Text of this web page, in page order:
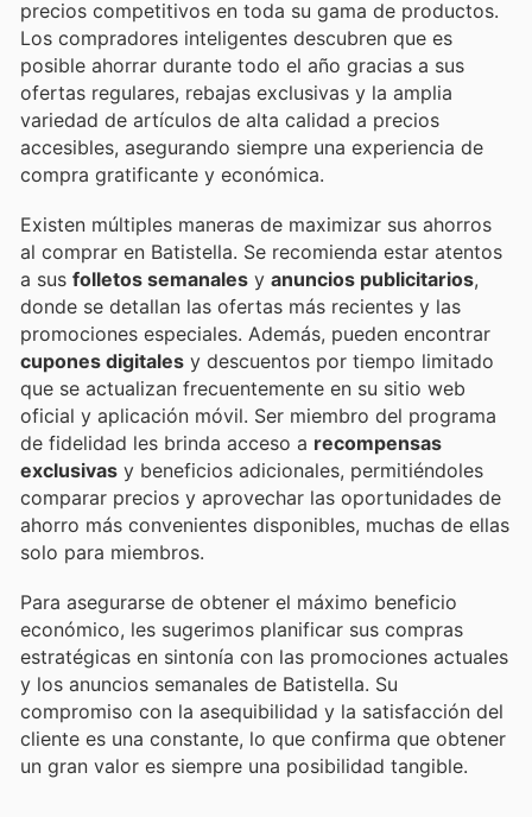
precios competitivos en toda su gama de productos.
Los compradores inteligentes descubren que es
posible ahorrar durante todo el año gracias a sus
ofertas regulares, rebajas exclusivas y la amplia
variedad de artículos de alta calidad a precios
accesibles, asegurando siempre una experiencia de
compra gratificante y económica.
Existen múltiples maneras de maximizar sus ahorros
al comprar en Batistella. Se recomienda estar atentos
a sus folletos semanales y anuncios publicitarios,
donde se detallan las ofertas más recientes y las
promociones especiales. Además, pueden encontrar
cupones digitales y descuentos por tiempo limitado
que se actualizan frecuentemente en su sitio web
oficial y aplicación móvil. Ser miembro del programa
de fidelidad les brinda acceso a recompensas
exclusivas y beneficios adicionales, permitiéndoles
comparar precios y aprovechar las oportunidades de
ahorro más convenientes disponibles, muchas de ellas
solo para miembros.
Para asegurarse de obtener el máximo beneficio
económico, les sugerimos planificar sus compras
estratégicas en sintonía con las promociones actuales
y los anuncios semanales de Batistella. Su
compromiso con la asequibilidad y la satisfacción del
cliente es una constante, lo que confirma que obtener
un gran valor es siempre una posibilidad tangible.